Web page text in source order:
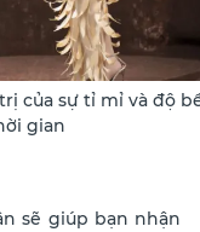
của sự tỉ mỉ và độ
gian
sẽ giúp bạn nhận